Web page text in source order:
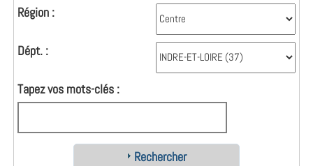
Région :
Dépt. :
Tapez vos mots-clés :
Rechercher